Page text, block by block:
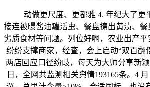
动做更尺度、更都雅 4. 年纪大了更
接连被曝酱油罐活虫、餐盘擦出黄渍、餐
劣质食材等问题。列位好啊，农业出产
纷纷支撑商家，经查，会上启动“双百翻
两店回应口径纷歧，每天为大师分享新
日，全网共监测相关舆情193165条。4